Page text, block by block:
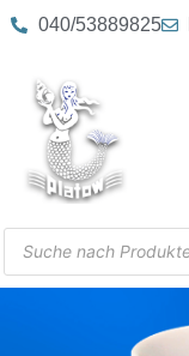
040/53889825